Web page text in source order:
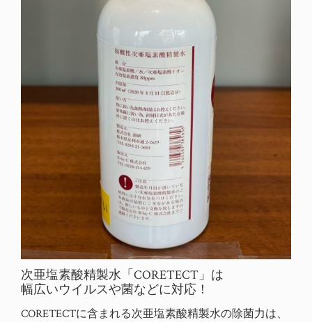
次亜塩素酸精製水「CORETECT」は
幅広いウイルスや菌などに対応！
CORETECTに含まれる次亜塩素酸精製水の除菌力は、